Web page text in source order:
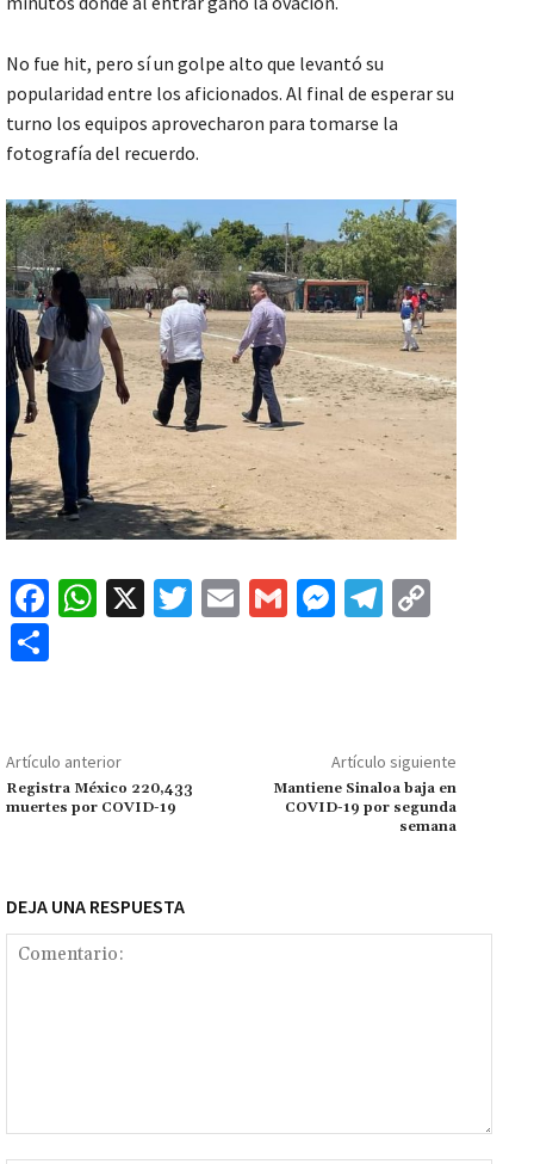
No fue hit, pero sí un golpe alto que levantó su
popularidad entre los aficionados. Al final de esperar su
turno los equipos aprovecharon para tomarse la
fotografía del recuerdo.
Fa
o
k
W
p
p
X
T
E
G
M
ge
r
Te
m Li
n
k
p
ar
Artículo anterior
Registra México 220,433
muertes por COVID-19
Artículo siguiente
Mantiene Sinaloa baja en
COVID-19 por segunda
semana
DEJA UNA RESPUESTA